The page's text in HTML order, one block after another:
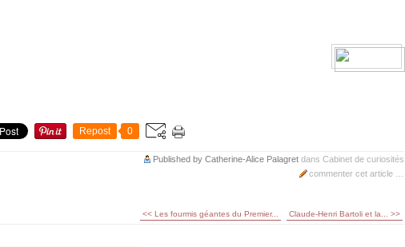
Repost 0
Published by Catherine-Alice Palagret dans Cabinet de curiosités
commenter cet article
<< Les fourmis géantes du Premier... Claude-Henri Bartoli et la... >>